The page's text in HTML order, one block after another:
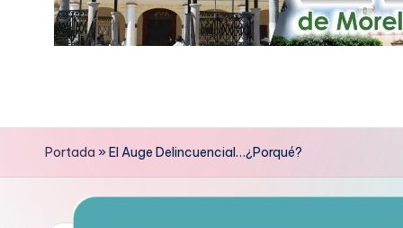
p
r
e
Portada » El Auge Delincuencial…¿Porqué?